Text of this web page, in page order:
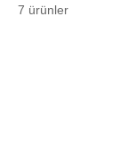
7 ürünler